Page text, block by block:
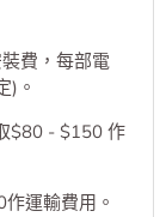
費，每部電
)。
$80 - $150 作
運輸費用。